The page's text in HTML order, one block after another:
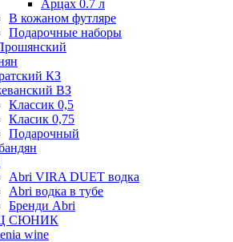
Арцах 0.7 л
В кожаном футляре
Подарочные наборы
КЗ
ВЗ
Классик 0,5
Класик 0,75
Подарочный
Abri VIRA DUET водка
Abri водка в тубе
Бренди Abri
СЮНИК
wine